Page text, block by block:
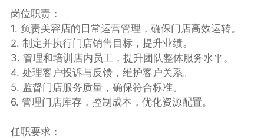
岗位职责：
1. 负责美容店的日常运营管理，确保门店高效运转。
2. 制定并执行门店销售目标，提升业绩。
3. 管理和培训店内员工，提升团队整体服务水平。
4. 处理客户投诉与反馈，维护客户关系。
5. 监督门店服务质量，确保符合标准。
6. 管理门店库存，控制成本，优化资源配置。
任职要求：